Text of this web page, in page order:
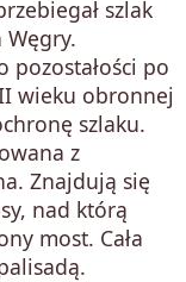
szlak
pozostałości po
wieku obronnej
szlaku.
z
Znajdują się
nad którą
most. Cała